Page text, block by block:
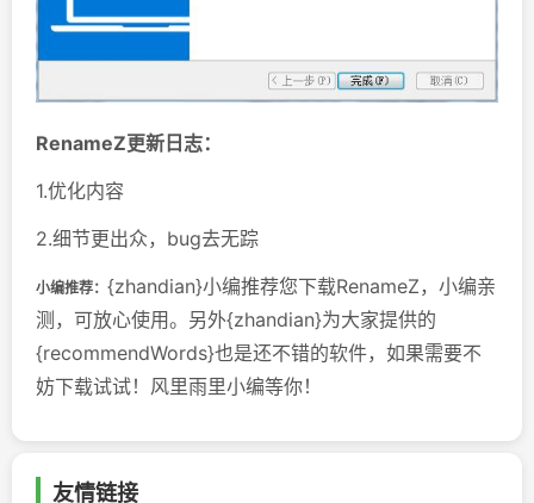
RenameZ更新日志：
1.优化内容
2.细节更出众，bug去无踪
小编推荐： {zhandian}小编推荐您下载RenameZ，小编亲
测，可放心使用。另外{zhandian}为大家提供的
{recommendWords}也是还不错的软件，如果需要不
妨下载试试！风里雨里小编等你！
友情链接